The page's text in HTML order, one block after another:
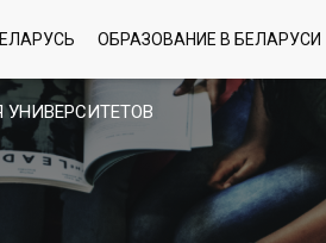
ОБРАЗОВАНИЕ В БЕЛАРУСИ